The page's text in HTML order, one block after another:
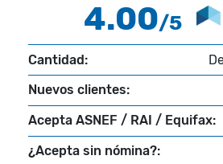
4.00/5
Cantidad:
Nuevos clientes:
Acepta ASNEF / RAI / Equifax:
¿Acepta sin nómina?: